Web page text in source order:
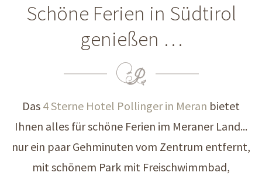
Schöne Ferien in Südtirol
genießen …
Das 4 Sterne Hotel Pollinger in Meran bietet
Ihnen alles für schöne Ferien im Meraner Land...
nur ein paar Gehminuten vom Zentrum entfernt,
mit schönem Park mit Freischwimmbad,